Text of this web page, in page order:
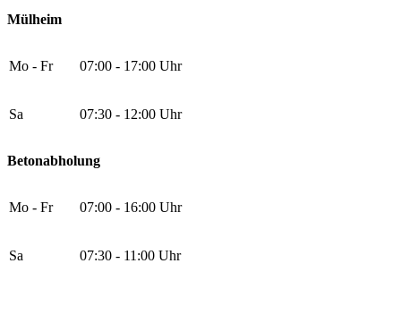
Mülheim
Mo - Fr 07:00 - 17:00 Uhr
Sa 07:30 - 12:00 Uhr
Betonabholung
Mo - Fr 07:00 - 16:00 Uhr
Sa 07:30 - 11:00 Uhr